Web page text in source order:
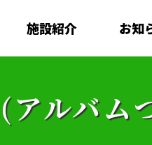
施設紹介 お知
アルバム